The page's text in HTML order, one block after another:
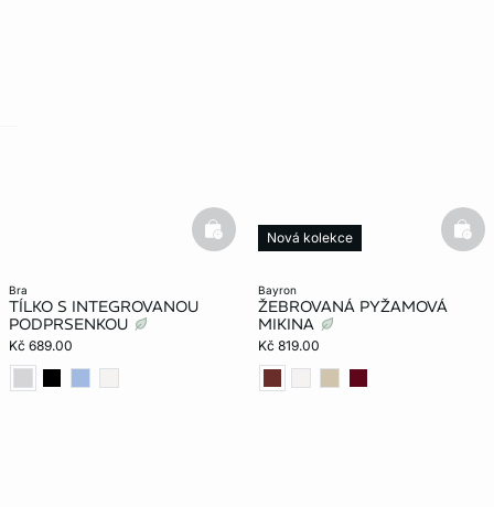
bra
TÍLKO S INTEGROVANOU
PODPRSENKOU
Kč 689.00
basketfull
bayron
ŽEBROVANÁ PYŽAMOVÁ
MIKINA
Kč 819.00
Nová kolekce